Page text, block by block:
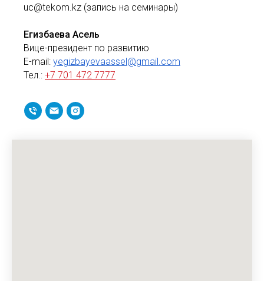
uc@tekom.kz (запись на семинары)
Егизбаева Асель
Вице-президент по развитию
E-mail: yegizbayevaassel@gmail.com
Тел.: +7 701 472 7777